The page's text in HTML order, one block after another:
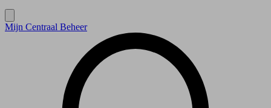
Mijn Centraal Beheer